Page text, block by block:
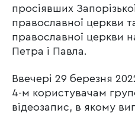
просіявших
православної церкви
православної церкви
Петра і Павла.
Ввечері 29 березня
4-м користувачам
відеозапис, в якому